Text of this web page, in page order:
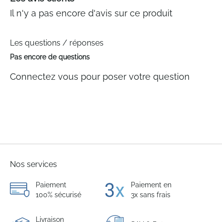
Il n'y a pas encore d'avis sur ce produit
Les questions / réponses
Pas encore de questions
Connectez vous pour poser votre question
Nos services
Paiement
100% sécurisé
Paiement en
3x sans frais
Livraison